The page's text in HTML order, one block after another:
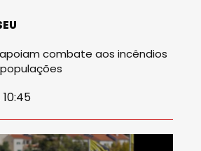
apoiam combate aos incêndios